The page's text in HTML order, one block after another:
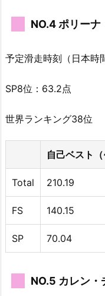
NO.4 ポリーナ
予定滑走時刻（日本時
SP8位：63.2点
世界ランキング38位
自己ベスト
Total 210.19
FS 140.15
SP 70.04
NO.5 カレン・